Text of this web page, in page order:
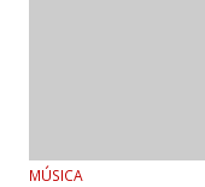
MÚSICA